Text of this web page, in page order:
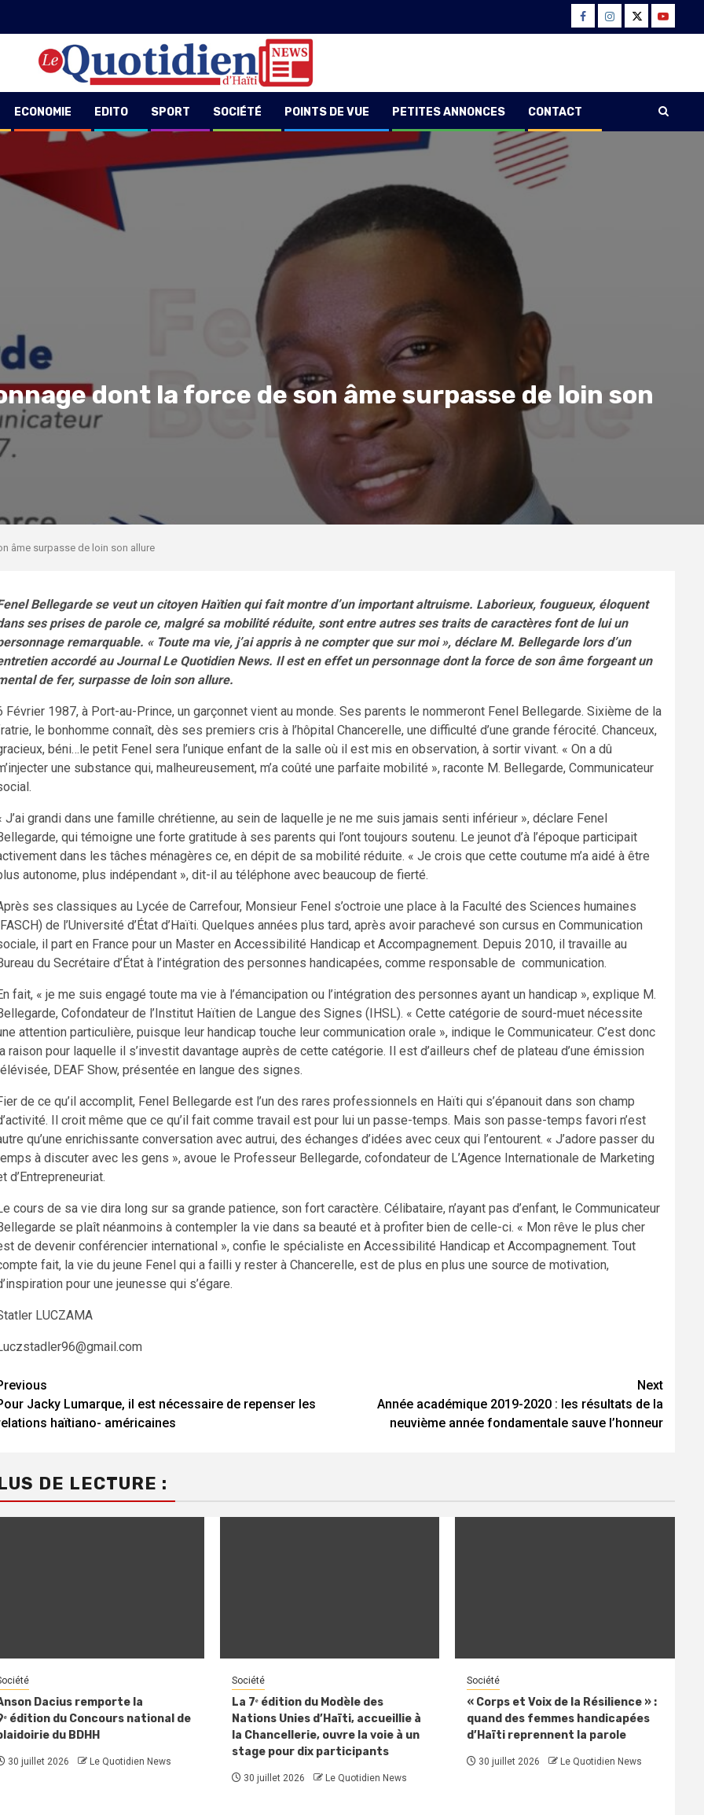
Facebook
Instagram
TwitterYoutube
ECONOMIE EDITO SPORT SOCIÉTÉ POINTS DE VUE PETITES ANNONCES CONTACT
dont la force de son âme surpasse de loin son
âme surpasse de loin son allure
Bellegarde se veut un citoyen Haïtien qui fait montre d’un important altruisme. Laborieux, fougueux, éloquent
ses prises de parole ce, malgré sa mobilité réduite, sont entre autres ses traits de caractères font de lui un
remarquable. « Toute ma vie, j’ai appris à ne compter que sur moi », déclare M. Bellegarde lors d’un
accordé au Journal Le Quotidien News. Il est en effet un personnage dont la force de son âme forgeant un
de fer, surpasse de loin son allure.
Février 1987, à Port-au-Prince, un garçonnet vient au monde. Ses parents le nommeront Fenel Bellegarde. Sixième de la
le bonhomme connaît, dès ses premiers cris à l’hôpital Chancerelle, une difficulté d’une grande férocité. Chanceux,
béni…le petit Fenel sera l’unique enfant de la salle où il est mis en observation, à sortir vivant. « On a dû
une substance qui, malheureusement, m’a coûté une parfaite mobilité », raconte M. Bellegarde, Communicateur
J’ai grandi dans une famille chrétienne, au sein de laquelle je ne me suis jamais senti inférieur », déclare Fenel
qui témoigne une forte gratitude à ses parents qui l’ont toujours soutenu. Le jeunot d’à l’époque participait
dans les tâches ménagères ce, en dépit de sa mobilité réduite. « Je crois que cette coutume m’a aidé à être
autonome, plus indépendant », dit-il au téléphone avec beaucoup de fierté.
ses classiques au Lycée de Carrefour, Monsieur Fenel s’octroie une place à la Faculté des Sciences humaines
de l’Université d’État d’Haïti. Quelques années plus tard, après avoir parachevé son cursus en Communication
il part en France pour un Master en Accessibilité Handicap et Accompagnement. Depuis 2010, il travaille au
du Secrétaire d’État à l’intégration des personnes handicapées, comme responsable de communication.
fait, « je me suis engagé toute ma vie à l’émancipation ou l’intégration des personnes ayant un handicap », explique M.
Cofondateur de l’Institut Haïtien de Langue des Signes (IHSL). « Cette catégorie de sourd-muet nécessite
attention particulière, puisque leur handicap touche leur communication orale », indique le Communicateur. C’est donc
raison pour laquelle il s’investit davantage auprès de cette catégorie. Il est d’ailleurs chef de plateau d’une émission
DEAF Show, présentée en langue des signes.
de ce qu’il accomplit, Fenel Bellegarde est l’un des rares professionnels en Haïti qui s’épanouit dans son champ
Il croit même que ce qu’il fait comme travail est pour lui un passe-temps. Mais son passe-temps favori n’est
qu’une enrichissante conversation avec autrui, des échanges d’idées avec ceux qui l’entourent. « J’adore passer du
à discuter avec les gens », avoue le Professeur Bellegarde, cofondateur de L’Agence Internationale de Marketing
d’Entrepreneuriat.
cours de sa vie dira long sur sa grande patience, son fort caractère. Célibataire, n’ayant pas d’enfant, le Communicateur
se plaît néanmoins à contempler la vie dans sa beauté et à profiter bien de celle-ci. « Mon rêve le plus cher
de devenir conférencier international », confie le spécialiste en Accessibilité Handicap et Accompagnement. Tout
fait, la vie du jeune Fenel qui a failli y rester à Chancerelle, est de plus en plus une source de motivation,
pour une jeunesse qui s’égare.
LUCZAMA
Jacky Lumarque, il est nécessaire de repenser les
haïtiano- américaines
Next
Année académique 2019-2020 : les résultats de la
neuvième année fondamentale sauve l’honneur
DE LECTURE :
Dacius remporte la
édition du Concours national de
du BDHH
30 juillet 2026 Le Quotidien News
Société
La 7ᵉ édition du Modèle des
Nations Unies d’Haïti, accueillie à
la Chancellerie, ouvre la voie à un
stage pour dix participants
30 juillet 2026 Le Quotidien News
Société
« Corps et Voix de la Résilience » :
quand des femmes handicapées
d’Haïti reprennent la parole
30 juillet 2026 Le Quotidien News